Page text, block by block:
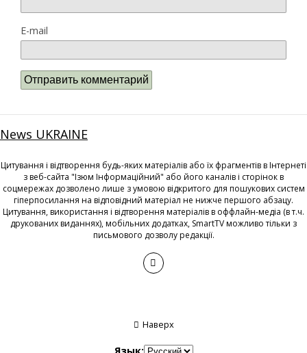
E-mail
News UKRAINE
Цитування і відтворення будь-яких матеріалів або їх фрагментів в Інтернеті
з веб-сайта "Ізюм Інформаційний" або його каналів і сторінок в
соцмережах дозволено лише з умовою відкритого для пошукових систем
гіперпосилання на відповідний матеріал не нижче першого абзацу.
Цитування, використання і відтворення матеріалів в оффлайн-медіа (в т.ч.
друкованих виданнях), мобільних додатках, SmartTV можливо тільки з
письмового дозволу редакції.
Наверх
Язык: